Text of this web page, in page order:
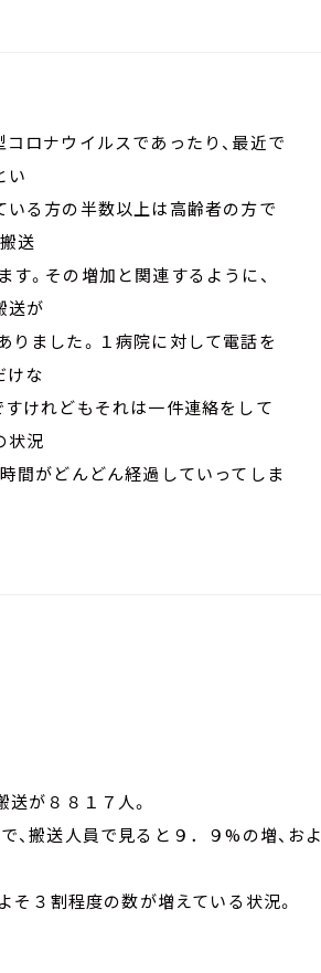
ロナウイルスであったり、最近で
い
いる方の半数以上は高齢者の方で
送
。その増加と関連するように、
送が
りました。１病院に対して電話を
けな
けれどもそれは一件連絡をして
状況
間がどんどん経過していってしま
送が８８１７人。
、搬送人員で見ると９．９%の増、およ
そ３割程度の数が増えている状況。